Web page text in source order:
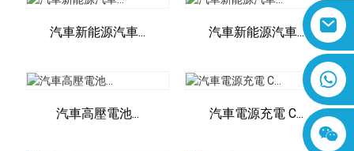
8618019377761
汽車新能源汽車... 汽車新能源汽車...
汽車高壓電池... 汽車電源充電 C...